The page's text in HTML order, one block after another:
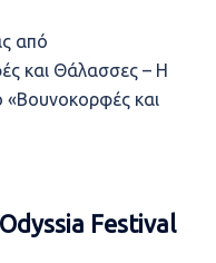
από
και Θάλασσες – Η
και
Festival